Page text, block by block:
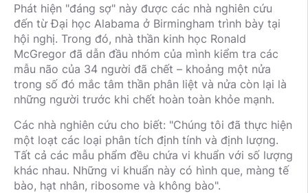
Phát hiện "đáng sợ" này được các nhà nghiên cứu
đến từ Đại học Alabama ở Birmingham trình bày tại
hội nghị. Trong đó, nhà thần kinh học Ronald
McGregor đã dẫn đầu nhóm của mình kiểm tra các
mẫu não của 34 người đã chết – khoảng một nửa
trong số đó mắc tâm thần phân liệt và nửa còn lại là
những người trước khi chết hoàn toàn khỏe mạnh.
Các nhà nghiên cứu cho biết: "Chúng tôi đã thực hiện
một loạt các loại phân tích định tính và định lượng.
Tất cả các mẫu phẩm đều chứa vi khuẩn với số lượng
khác nhau. Những vi khuẩn này có hình que, màng tế
bào, hạt nhân, ribosome và không bào".